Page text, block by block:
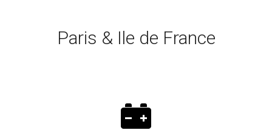
Paris & Ile de France